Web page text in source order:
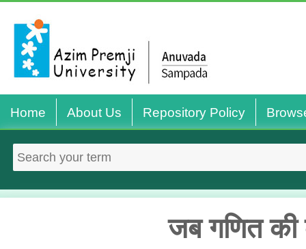
Home About Us Repository Policy
जब गणित की